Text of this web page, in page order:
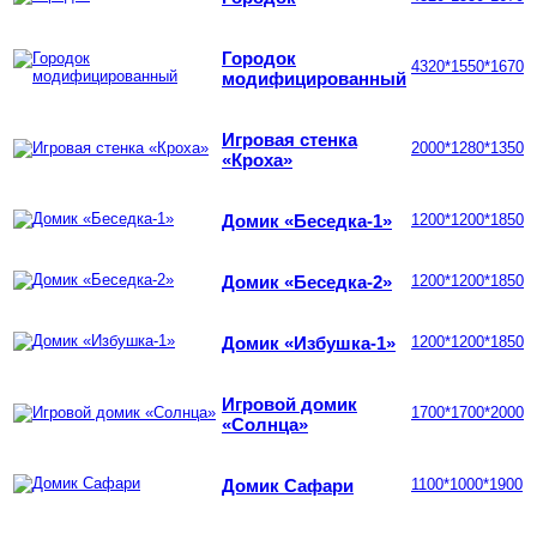
Городок
модифицированный
4320*1550*1670
Игровая стенка
«Кроха»
2000*1280*1350
Домик «Беседка-1» 1200*1200*1850
Домик «Беседка-2» 1200*1200*1850
Домик «Избушка-1» 1200*1200*1850
Игровой домик
«Солнца»
1700*1700*2000
Домик Сафари 1100*1000*1900